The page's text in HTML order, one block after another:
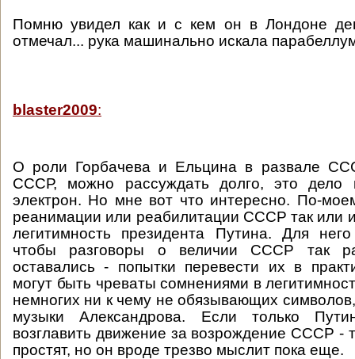
Помню увидел как и с кем он в Лондоне
отмечал... рука машинально искала
blaster2009:
О роли Горбачева и Ельцина в развале
СССР, можно рассуждать долго, это дело
электрон. Но мне вот что интересно. По-
реанимации или реабилитации СССР так или
легитимность президента Путина. Для
чтобы разговоры о величии СССР так
оставались - попытки перевести их в
могут быть чреваты сомнениями в
немногих ни к чему не обязывающих
музыки Александрова. Если только
возглавить движение за возрождение СССР -
простят, но он вроде трезво мыслит пока еще.